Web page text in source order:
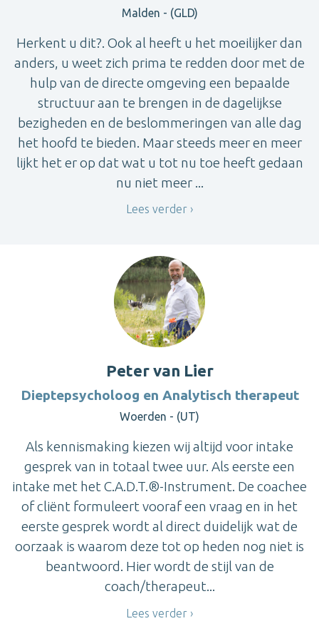
Malden - (GLD)
Herkent u dit?. Ook al heeft u het moeilijker dan
anders, u weet zich prima te redden door met de
hulp van de directe omgeving een bepaalde
structuur aan te brengen in de dagelijkse
bezigheden en de beslommeringen van alle dag
het hoofd te bieden. Maar steeds meer en meer
lijkt het er op dat wat u tot nu toe heeft gedaan
nu niet meer ...
Lees verder
Peter van Lier
Dieptepsycholoog en Analytisch therapeut
Woerden - (UT)
Als kennismaking kiezen wij altijd voor intake
gesprek van in totaal twee uur. Als eerste een
intake met het C.A.D.T.®-Instrument. De coachee
of cliënt formuleert vooraf een vraag en in het
eerste gesprek wordt al direct duidelijk wat de
oorzaak is waarom deze tot op heden nog niet is
beantwoord. Hier wordt de stijl van de
coach/therapeut...
Lees verder